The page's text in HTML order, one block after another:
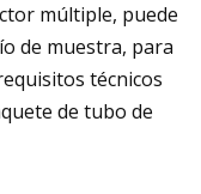
múltiple, puede
de muestra, para
técnicos
de tubo de